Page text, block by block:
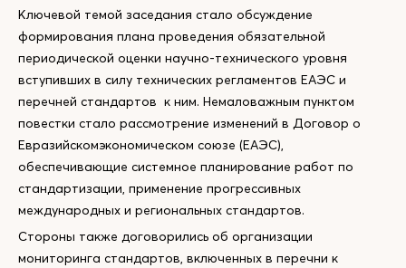
Ключевой темой заседания стало обсуждение
формирования плана проведения обязательной
периодической оценки научно-технического уровня
вступивших в силу технических регламентов ЕАЭС и
перечней стандартов к ним. Немаловажным пунктом
повестки стало рассмотрение изменений в Договор о
Евразийскомэкономическом союзе (ЕАЭС),
обеспечивающие системное планирование работ по
стандартизации, применение прогрессивных
международных и региональных стандартов.
Стороны также договорились об организации
мониторинга стандартов, включенных в перечни к